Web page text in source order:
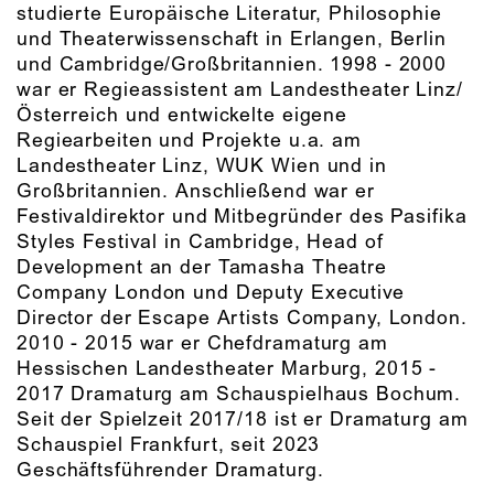
studierte Europäische Literatur, Philosophie
und Theaterwissenschaft in Erlangen, Berlin
und Cambridge/Großbritannien. 1998 - 2000
war er Regieassistent am Landestheater Linz/
Österreich und entwickelte eigene
Regiearbeiten und Projekte u.a. am
Landestheater Linz, WUK Wien und in
Großbritannien. Anschließend war er
Festivaldirektor und Mitbegründer des Pasifika
Styles Festival in Cambridge, Head of
Development an der Tamasha Theatre
Company London und Deputy Executive
Director der Escape Artists Company, London.
2010 - 2015 war er Chefdramaturg am
Hessischen Landestheater Marburg, 2015 -
2017 Dramaturg am Schauspielhaus Bochum.
Seit der Spielzeit 2017/18 ist er Dramaturg am
Schauspiel Frankfurt, seit 2023
Geschäftsführender Dramaturg.